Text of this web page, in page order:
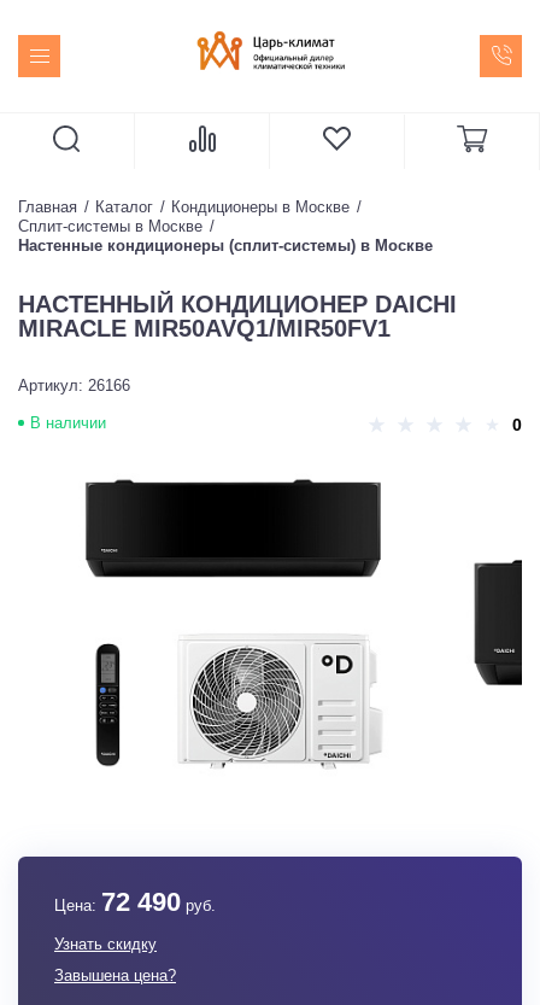
Главная Каталог
Кондиционеры в Москве
Сплит-системы в Москве
Настенные кондиционеры (сплит-системы) в Москве
НАСТЕННЫЙ КОНДИЦИОНЕР DAICHI
MIRACLE MIR50AVQ1/MIR50FV1
Артикул: 26166
В наличии 0
Цена: 72 490 руб.
Узнать скидку
Завышена цена?